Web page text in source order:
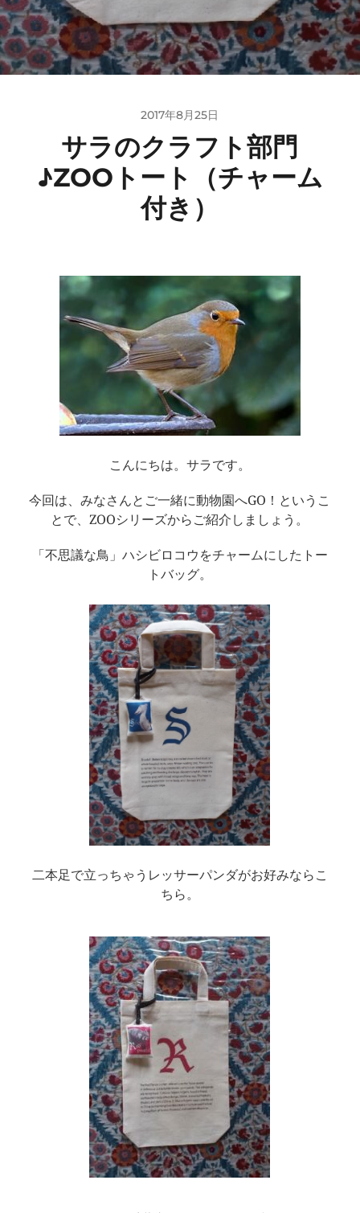
2017年8月25日
サラのクラフト部門
♪ZOOトート（チャーム
付き）
こんにちは。サラです。
今回は、みなさんとご一緒に動物園へGO！というこ
とで、ZOOシリーズからご紹介しましょう。
「不思議な鳥」ハシビロコウをチャームにしたトー
トバッグ。
二本足で立っちゃうレッサーパンダがお好みならこ
ちら。